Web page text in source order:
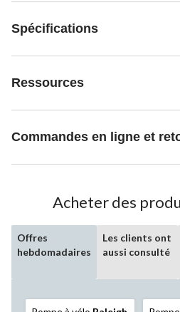
Spécifications
Ressources
Commandes en ligne et
Acheter des
Offres
hebdomadaires
Les clients ont
aussi consulté